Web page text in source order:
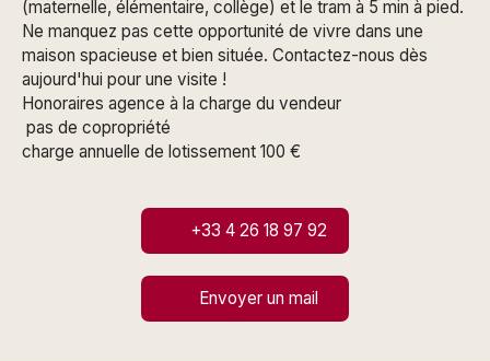
(maternelle, élémentaire, collège) et le tram à 5 min à pied.
Ne manquez pas cette opportunité de vivre dans une
maison spacieuse et bien située. Contactez-nous dès
aujourd'hui pour une visite !
Honoraires agence à la charge du vendeur
pas de copropriété
charge annuelle de lotissement 100 €
+33 4 26 18 97 92
Envoyer un mail